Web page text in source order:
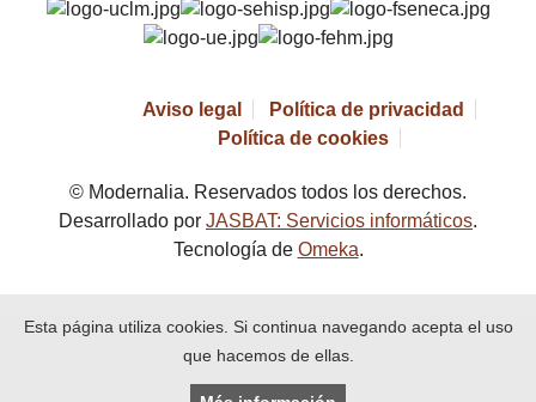
Aviso legal
Política de privacidad
Política de cookies
© Modernalia. Reservados todos los derechos.
Desarrollado por JASBAT: Servicios informáticos.
Tecnología de Omeka.
Esta página utiliza cookies. Si continua navegando acepta el uso
que hacemos de ellas.